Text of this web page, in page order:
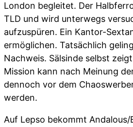
London begleitet. Der
TLD und wird unterwegs
aufzuspüren. Ein Kantor-
ermöglichen. Tatsächlich
Nachweis. Sälsinde selbst
Mission kann nach Meinung
dennoch vor dem
werden.
Auf Lepso bekommt Andalous/